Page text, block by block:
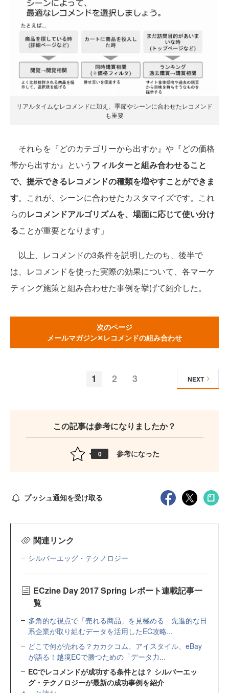
リアルタイムなレコメンドに加え、季節やシーンに合わせたレコメンド
も重要
それらを『どのカテゴリーから出すか』や『どの価格
帯から出すか』という フィルターと組み合わせること
で、提示できるレコメンドの種類を増やすことができま
す。これが、シーンに合わせたカスタマイズです。これ
らのレコメンドアルゴリズムを、場面に応じて使い分け
ることが重要となります」
以上、レコメンドの3条件を説明したのち、後半で
は、レコメンドを使った実際の効果について、各マーケ
ティング施策と組み合わせた事例を挙げて紹介した。
次のページ
メールマガジン✕レコメンドの組み合わせ
1 2 3 NEXT
この記事は参考になりましたか？
0 参考になった
プッシュ通知を受け取る
関連リンク
シルバーエッグ・テクノロジー
ECzine Day 2017 Spring レポート連載記事一
覧
多角的な視点で「売れる商品」を見極める 先進的な日
系企業が取り組むデータを活用したEC攻略...
どこで何が売れる？カカクコム、アイスタイル、eBay
が語る！越境ECで勝つための「データ力...
ECでレコメンドが成功する条件とは？ シルバーエッ
グ・テクノロジーが最新の成功事例を紹介